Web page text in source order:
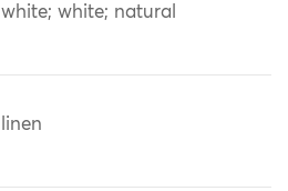
white; white; natural
linen